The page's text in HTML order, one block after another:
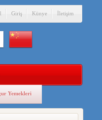
Giriş Künye İletişim
Yemekleri
YAŞAYAN
KARŞI PAKİSTAN
İŞBİRLİĞİ YAPACAK